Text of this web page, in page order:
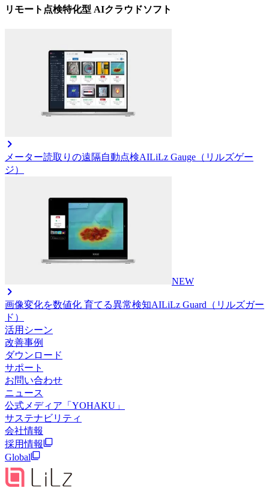
リモート点検特化型 AIクラウドソフト
メーター読取りの遠隔自動点検AILiLz Gauge（リルズゲー
ジ）
NEW
画像変化を数値化 育てる異常検知AILiLz Guard（リルズガー
ド）
活用シーン
改善事例
ダウンロード
サポート
お問い合わせ
ニュース
公式メディア「YOHAKU」
サステナビリティ
会社情報
採用情報
Global